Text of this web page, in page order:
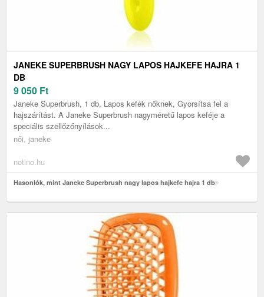
JANEKE SUPERBRUSH NAGY LAPOS HAJKEFE HAJRA 1
DB
9 050 Ft
Janeke Superbrush, 1 db, Lapos kefék nőknek, Gyorsítsa fel a
hajszárítást. A Janeke Superbrush nagyméretű lapos keféje a
speciális szellőzőnyílások...
női, janeke
notino.hu
Hasonlók, mint Janeke Superbrush nagy lapos hajkefe hajra 1 db